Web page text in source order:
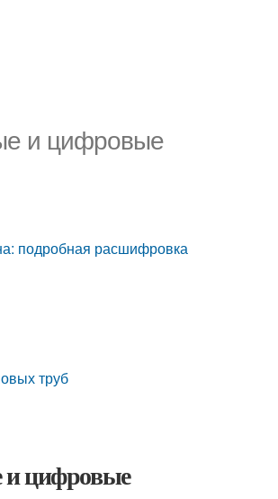
и цифровые
подробная расшифровка
труб
цифровые